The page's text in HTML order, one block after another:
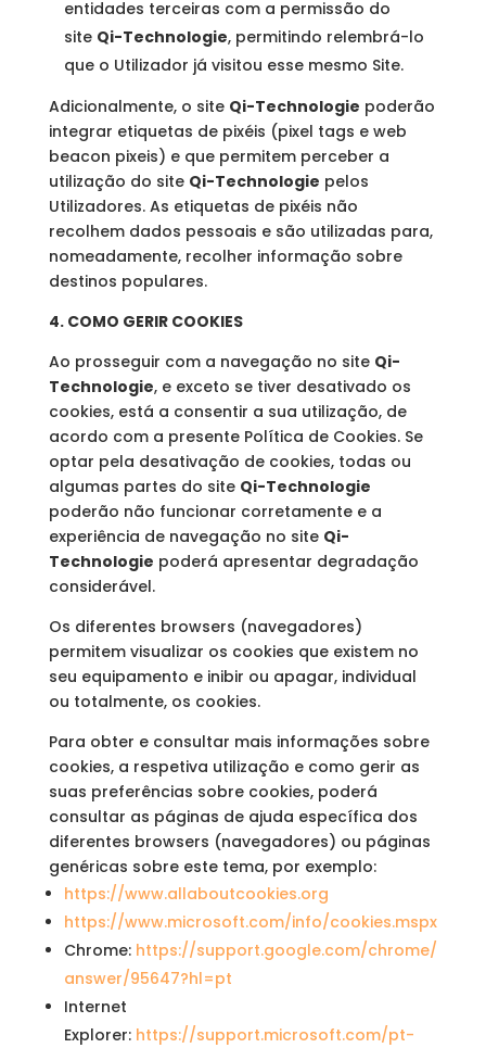
entidades terceiras com a permissão do
site Qi-Technologie, permitindo relembrá-lo
que o Utilizador já visitou esse mesmo Site.
Adicionalmente, o site Qi-Technologie poderão
integrar etiquetas de pixéis (pixel tags e web
beacon pixeis) e que permitem perceber a
utilização do site Qi-Technologie pelos
Utilizadores. As etiquetas de pixéis não
recolhem dados pessoais e são utilizadas para,
nomeadamente, recolher informação sobre
destinos populares.
4. COMO GERIR COOKIES
Ao prosseguir com a navegação no site Qi-
Technologie, e exceto se tiver desativado os
cookies, está a consentir a sua utilização, de
acordo com a presente Política de Cookies. Se
optar pela desativação de cookies, todas ou
algumas partes do site Qi-Technologie
poderão não funcionar corretamente e a
experiência de navegação no site Qi-
Technologie poderá apresentar degradação
considerável.
Os diferentes browsers (navegadores)
permitem visualizar os cookies que existem no
seu equipamento e inibir ou apagar, individual
ou totalmente, os cookies.
Para obter e consultar mais informações sobre
cookies, a respetiva utilização e como gerir as
suas preferências sobre cookies, poderá
consultar as páginas de ajuda específica dos
diferentes browsers (navegadores) ou páginas
genéricas sobre este tema, por exemplo:
https://www.allaboutcookies.org
https://www.microsoft.com/info/cookies.mspx
Chrome: https://support.google.com/chrome/
answer/95647?hl=pt
Internet
Explorer: https://support.microsoft.com/pt-